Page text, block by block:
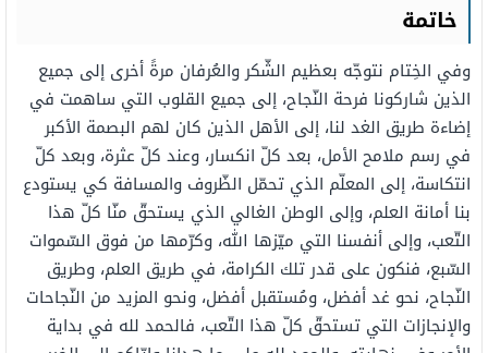
خاتمة
وفي الخِتام نتوجّه بعظيم الشّكر والعُرفان مرةً أخرى إلى جميع
الذين شاركونا فرحة النّجاح، إلى جميع القلوب التي ساهمت في
إضاءة طريق الغد لنا، إلى الأهل الذين كان لهم البصمة الأكبر
في رسم ملامح الأمل، بعد كلّ انكسار، وعند كلّ عثرة، وبعد كلّ
انتكاسة، إلى المعلّم الذي تحمّل الظّروف والمسافة كي يستودع
بنا أمانة العلم، وإلى الوطن الغالي الذي يستحقّ منّا كلّ هذا
التّعب، وإلى أنفسنا التي ميّزها الله، وكرّمها من فوق السّموات
السّبع، فنكون على قدر تلك الكرامة، في طريق العلم، وطريق
النّجاح، نحو غد أفضل، ومُستقبل أفضل، ونحو المزيد من النّجاحات
والإنجازات التي تستحقّ كلّ هذا التّعب، فالحمد لله في بداية